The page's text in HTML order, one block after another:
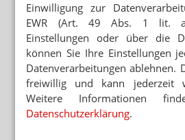
Einwilligung zur
EWR (Art. 49 Abs. 1 lit. a)
Einstellungen oder über die
können Sie Ihre Einstellungen
Datenverarbeitungen ablehnen.
freiwillig und kann jederzeit
Weitere Informationen
Datenschutzerklärung.
Mehr aus Ressort
„GROSSHANDEL IST DIE
CHNITTSTELLE“
Philippi besucht Alliance
KRITIK AN ABLEHNUNG
Grünen-Politikerin verteidigt
ONLINE-TERMINBUCHUNG UND